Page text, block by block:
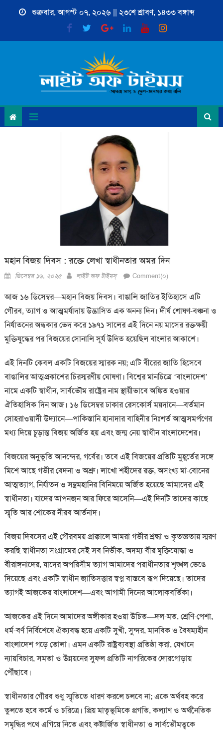
শুক্রবার, আগস্ট ০৭, ২০২৬ || ২৩শে শ্রাবণ, ১৪৩৩ বঙ্গাব্দ
মহান বিজয় দিবস : রক্তে লেখা স্বাধীনতার অমর দিন
Posted
ডিসেম্বর ১৬, ২০২৫ Author
লাইট অফ টাইমস্ Comment(০)
আজ ১৬ ডিসেম্বর—মহান বিজয় দিবস। বাঙালি জাতির ইতিহাসে এটি
গৌরব, ত্যাগ ও আত্মমর্যাদায় উদ্ভাসিত এক অনন্য দিন। দীর্ঘ শোষণ-বঞ্চনা ও
নির্যাতনের অন্ধকার ভেদ করে ১৯৭১ সালের এই দিনে নয় মাসের রক্তক্ষয়ী
মুক্তিযুদ্ধের পর বিজয়ের সোনালি সূর্য উদিত হয়েছিল বাংলার আকাশে।
এই দিনটি কেবল একটি বিজয়ের স্মারক নয়; এটি বীরের জাতি হিসেবে
বাঙালির আত্মপ্রকাশের চিরস্মরণীয় ঘোষণা। বিশ্বের মানচিত্রে ‘বাংলাদেশ’
নামে একটি স্বাধীন, সার্বভৌম রাষ্ট্রের নাম স্থায়ীভাবে অঙ্কিত হওয়ার
ঐতিহাসিক দিন আজ। ১৬ ডিসেম্বর ঢাকার রেসকোর্স ময়দানে—বর্তমান
সোহরাওয়ার্দী উদ্যানে—পাকিস্তানি হানাদার বাহিনীর নিঃশর্ত আত্মসমর্পণের
মধ্য দিয়ে চূড়ান্ত বিজয় অর্জিত হয় এবং জন্ম নেয় স্বাধীন বাংলাদেশের।
বিজয়ের অনুভূতি আনন্দের, গর্বের। তবে এই বিজয়ের প্রতিটি মুহূর্তের সঙ্গে
মিশে আছে গভীর বেদনা ও অশ্রু। লাখো শহীদের রক্ত, অসংখ্য মা-বোনের
আত্মত্যাগ, নির্যাতন ও সম্ভ্রমহানির বিনিময়ে অর্জিত হয়েছে আমাদের এই
স্বাধীনতা। যাদের আপনজন আর ফিরে আসেনি—এই দিনটি তাদের কাছে
স্মৃতি আর শোকের নীরব আর্তনাদ।
বিজয় দিবসের এই গৌরবময় প্রাক্কালে আমরা গভীর শ্রদ্ধা ও কৃতজ্ঞতায় স্মরণ
করছি স্বাধীনতা সংগ্রামের সেই সব নির্ভীক, অদম্য বীর মুক্তিযোদ্ধা ও
বীরাঙ্গনাদের, যাদের অপরিসীম ত্যাগ আমাদের পরাধীনতার শৃঙ্খল ভেঙে
দিয়েছে এবং একটি স্বাধীন জাতিসত্তার স্বপ্ন বাস্তবে রূপ দিয়েছে। তাদের
ত্যাগই আজকের বাংলাদেশ—এবং আগামী দিনের আলোকবর্তিকা।
আজকের এই দিনে আমাদের অঙ্গীকার হওয়া উচিত—দল-মত, শ্রেণি-পেশা,
ধর্ম-বর্ণ নির্বিশেষে ঐক্যবদ্ধ হয়ে একটি সুখী, সুন্দর, মানবিক ও বৈষম্যহীন
বাংলাদেশ গড়ে তোলা। এমন একটি রাষ্ট্রব্যবস্থা প্রতিষ্ঠা করা, যেখানে
ন্যায়বিচার, সমতা ও উন্নয়নের সুফল প্রতিটি নাগরিকের দোরগোড়ায়
পৌঁছাবে।
স্বাধীনতার গৌরব শুধু স্মৃতিতে ধারণ করলে চলবে না; একে অর্থবহ করে
তুলতে হবে কর্মে ও চরিত্রে। প্রিয় মাতৃভূমিকে প্রগতি, কল্যাণ ও অর্থনৈতিক
সমৃদ্ধির পথে এগিয়ে নিতে এবং কষ্টার্জিত স্বাধীনতা ও সার্বভৌমত্বকে